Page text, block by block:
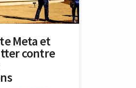
Meta et
contre